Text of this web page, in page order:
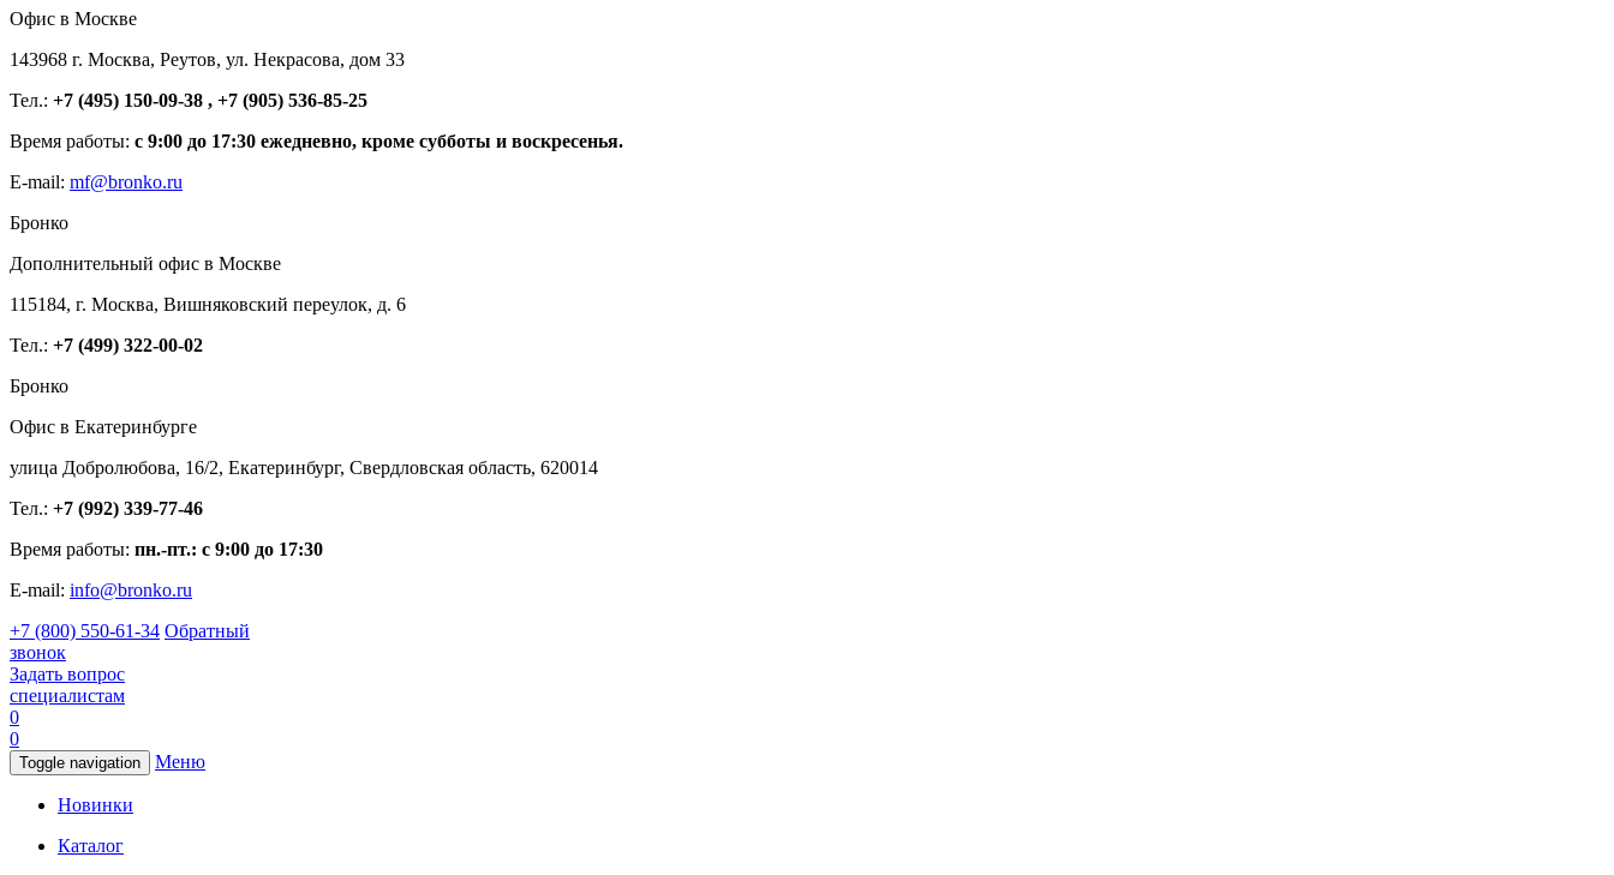
Офис в Москве
143968 г. Москва, Реутов, ул. Некрасова, дом 33
Тел.: +7 (495) 150-09-38 , +7 (905) 536-85-25
Время работы: с 9:00 до 17:30 ежедневно, кроме субботы и воскресенья.
E-mail: mf@bronko.ru
Бронко
Дополнительный офис в Москве
115184, г. Москва, Вишняковский переулок, д. 6
Тел.: +7 (499) 322-00-02
Бронко
Офис в Екатеринбурге
улица Добролюбова, 16/2, Екатеринбург, Свердловская область, 620014
Тел.: +7 (992) 339-77-46
Время работы: пн.-пт.: с 9:00 до 17:30
E-mail: info@bronko.ru
+7 (800) 550-61-34 Обратный
звонок
Задать вопрос
специалистам
0
0
Toggle navigation Меню
Новинки
Каталог